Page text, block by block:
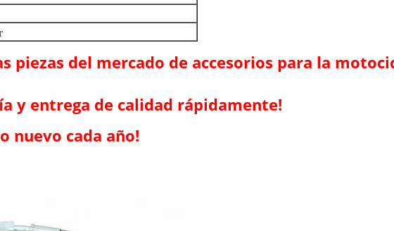
piezas del mercado de accesorios para la
y entrega de calidad rápidamente!
nuevo cada año!